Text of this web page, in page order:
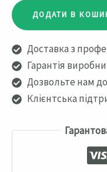
Outdoor
PhOD
ДОДАТИ В
Доставка з
Гарантія
Дозвольте нам
Клієнтська